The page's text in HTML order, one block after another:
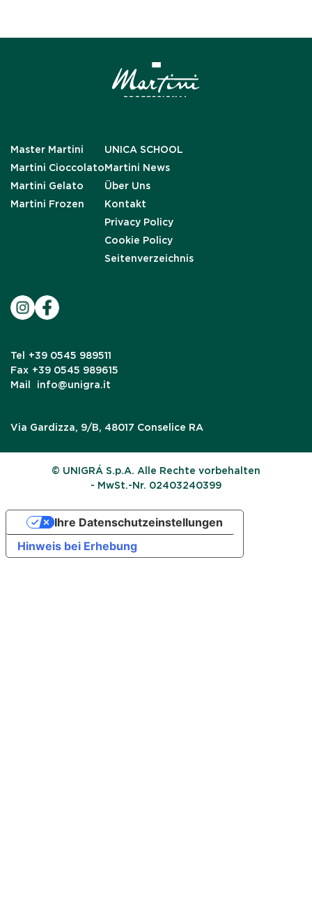
Master Martini
Martini Cioccolato
Martini Gelato
Martini Frozen
UNICA SCHOOL
Martini News
Über Uns
Kontakt
Privacy Policy
Cookie Policy
Seitenverzeichnis
Tel
+39 0545 989511
Fax +39 0545 989615
Mail
info@unigra.it
Via Gardizza, 9/B, 48017 Conselice RA
© UNIGRÁ S.p.A. Alle Rechte vorbehalten
- MwSt.-Nr. 02403240399
Hinweis bei Erhebung
Ihre Datenschutzeinstellungen